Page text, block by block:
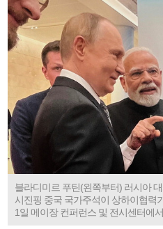
블라디미르 푸틴(왼쪽부터) 러시아
시진핑 중국 국가주석이 상하이협력
1일 메이장 컨퍼런스 및 전시센터에